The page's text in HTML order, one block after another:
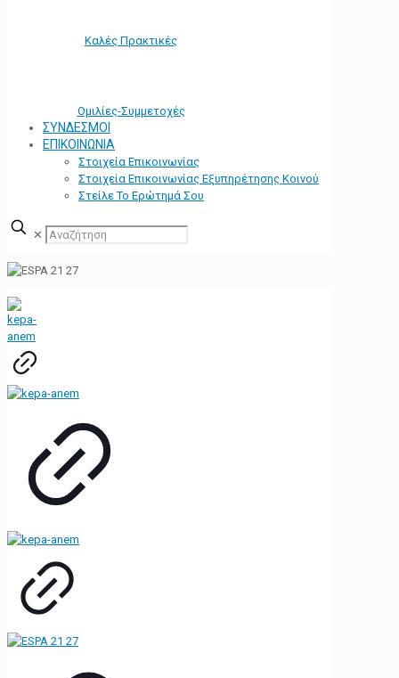
Καλές Πρακτικές
Ομιλίες-Συμμετοχές
ΣΥΝΔΕΣΜΟΙ
ΕΠΙΚΟΙΝΩΝΙΑ
Στοιχεία Επικοινωνίας
Στοιχεία Επικοινωνίας Εξυπηρέτησης Κοινού
Στείλε Το Ερώτημά Σου
✕